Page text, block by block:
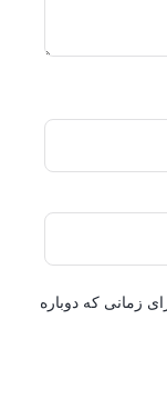
زمانی که دوباره